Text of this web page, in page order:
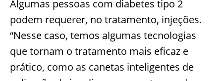
Algumas pessoas com diabetes tipo 2
podem requerer, no tratamento, injeções.
“Nesse caso, temos algumas tecnologias
que tornam o tratamento mais eficaz e
prático, como as canetas inteligentes de